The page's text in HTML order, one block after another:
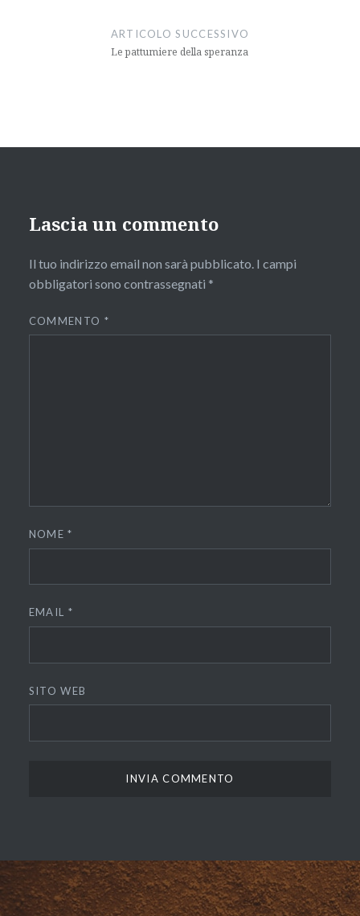
ARTICOLO SUCCESSIVO
Le pattumiere della speranza
Lascia un commento
Il tuo indirizzo email non sarà pubblicato. I campi
obbligatori sono contrassegnati *
COMMENTO *
NOME*
EMAIL *
SITO WEB